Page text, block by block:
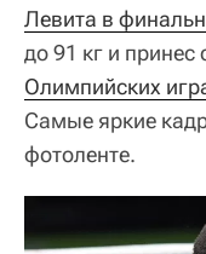
Левита в
до 91 кг и принес
Олимпийских
Самые яркие
фотоленте.